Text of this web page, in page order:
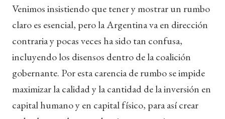
Venimos insistiendo que tener y mostrar un rumbo
claro es esencial, pero la Argentina va en dirección
contraria y pocas veces ha sido tan confusa,
incluyendo los disensos dentro de la coalición
gobernante. Por esta carencia de rumbo se impide
maximizar la calidad y la cantidad de la inversión en
capital humano y en capital físico, para así crear